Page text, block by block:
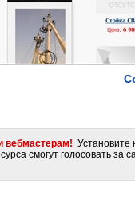
вебмастерам! Установите
смогут голосовать за